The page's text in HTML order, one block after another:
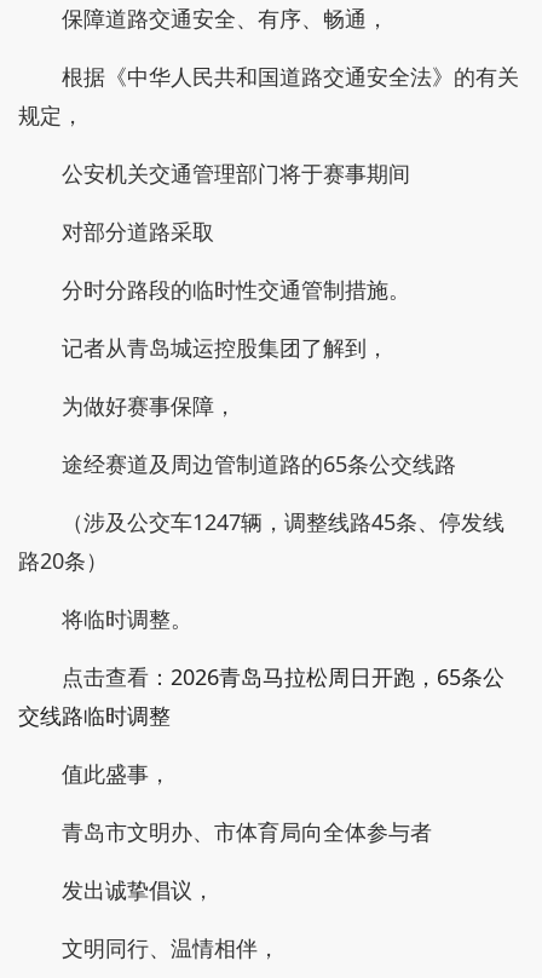
保障道路交通安全、有序、畅通，
根据《中华人民共和国道路交通安全法》的有关
规定，
公安机关交通管理部门将于赛事期间
对部分道路采取
分时分路段的临时性交通管制措施。
记者从青岛城运控股集团了解到，
为做好赛事保障，
途经赛道及周边管制道路的65条公交线路
（涉及公交车1247辆，调整线路45条、停发线
路20条）
将临时调整。
点击查看： 2026青岛马拉松周日开跑，65条公
交线路临时调整
值此盛事，
青岛市文明办、市体育局向全体参与者
发出诚挚倡议，
文明同行、温情相伴，